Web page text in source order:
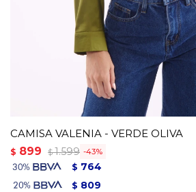
CAMISA VALENIA - VERDE OLIVA
$ 899 $ 1.599 43
$ 764
$ 809